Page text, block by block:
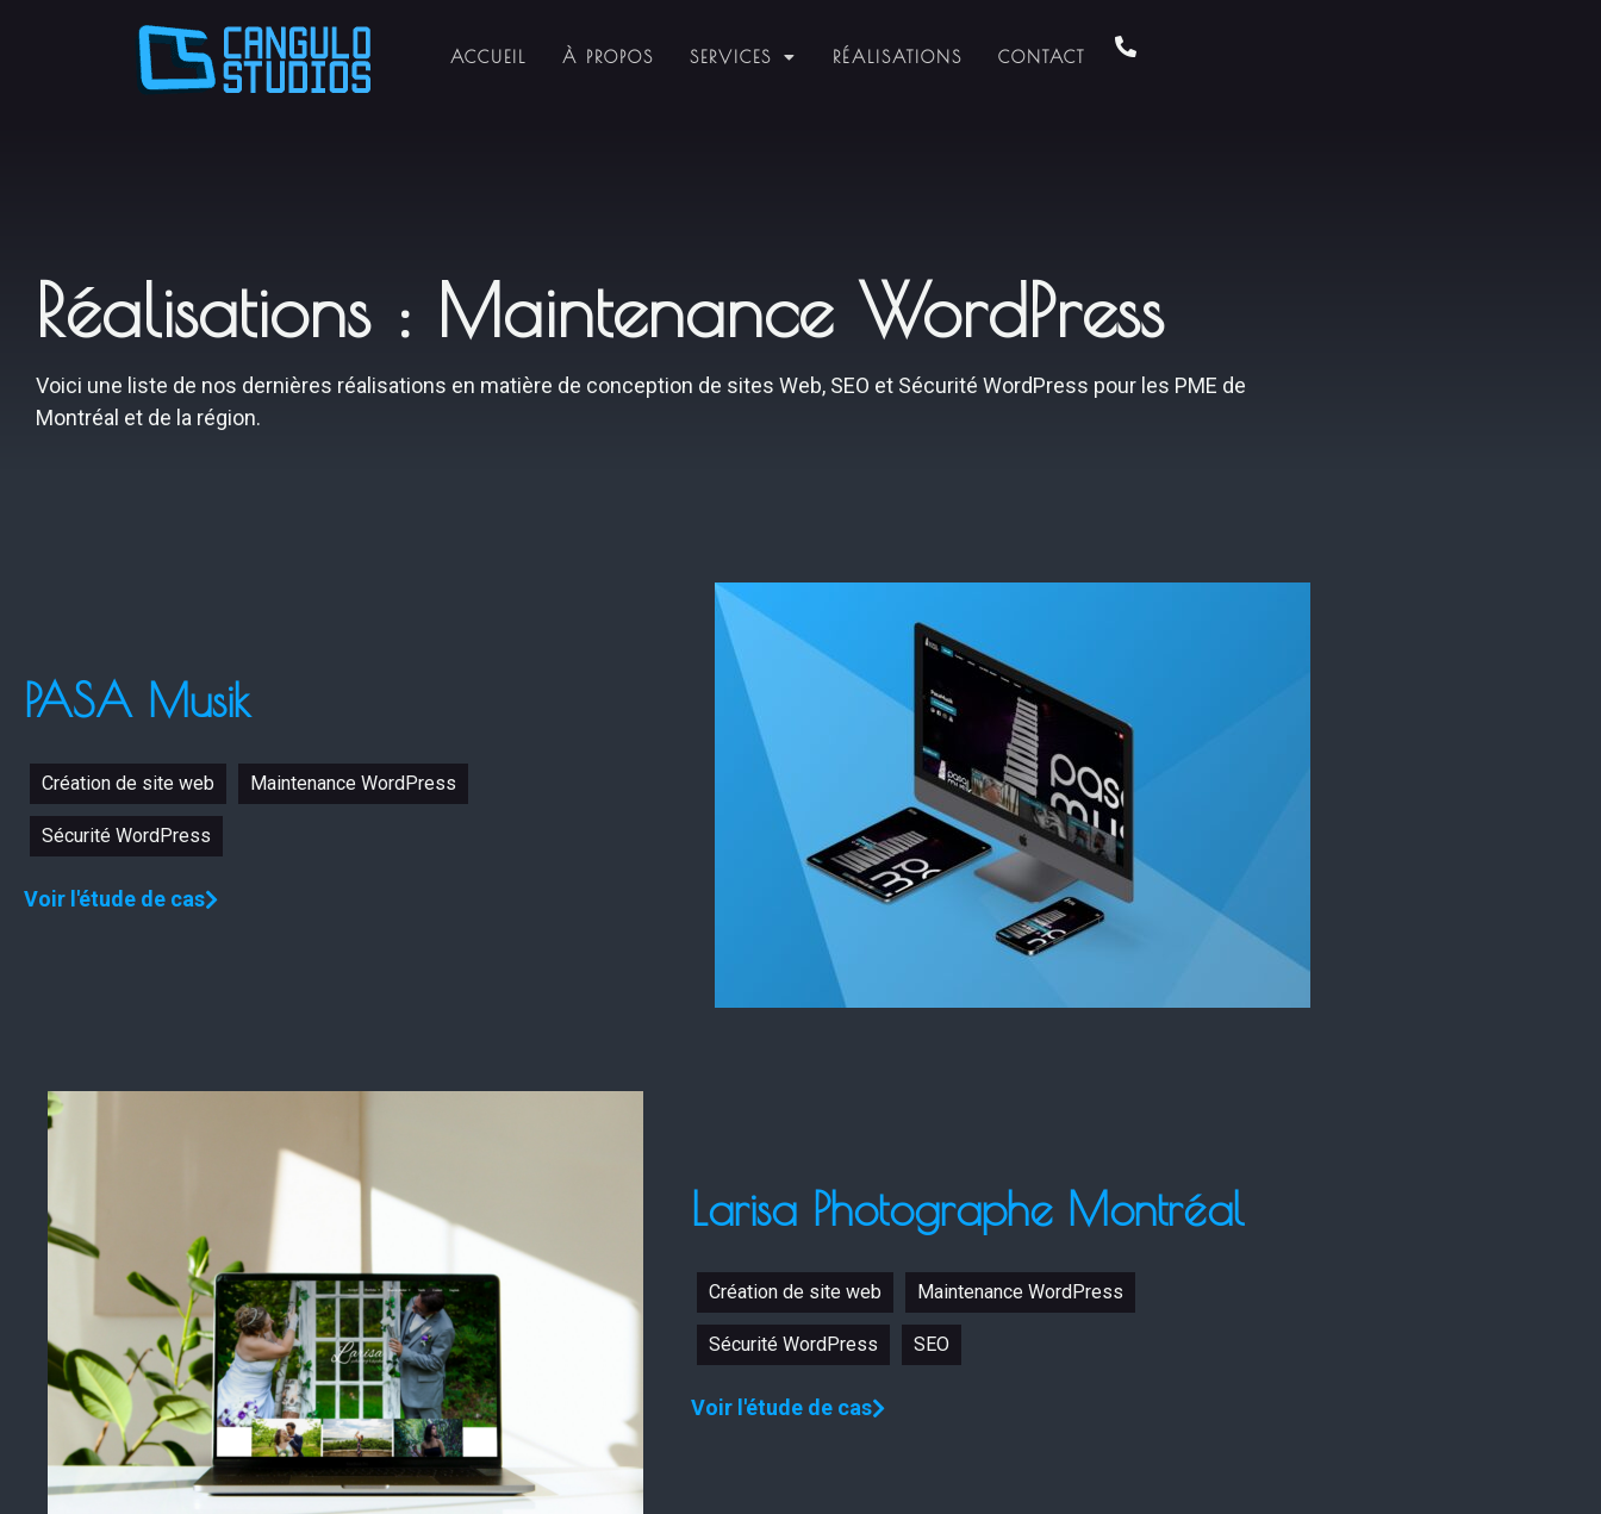
ACCUEIL À PROPOS SERVICES RÉALISATIONS CONTACT
Réalisations : Maintenance WordPress
Voici une liste de nos dernières réalisations en matière de conception de sites Web, SEO et Sécurité WordPress pour les PME de
Montréal et de la région.
PASA Musik
Création de site web Maintenance WordPress
Sécurité WordPress
Voir l'étude de cas
Larisa Photographe Montréal
Création de site web Maintenance WordPress
Sécurité WordPress SEO
Voir l'étude de cas